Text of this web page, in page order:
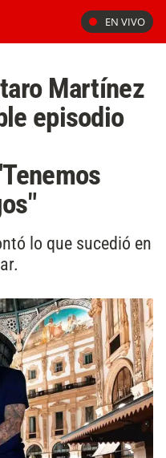
EN VIVO
Martínez
episodio
lo que sucedió en